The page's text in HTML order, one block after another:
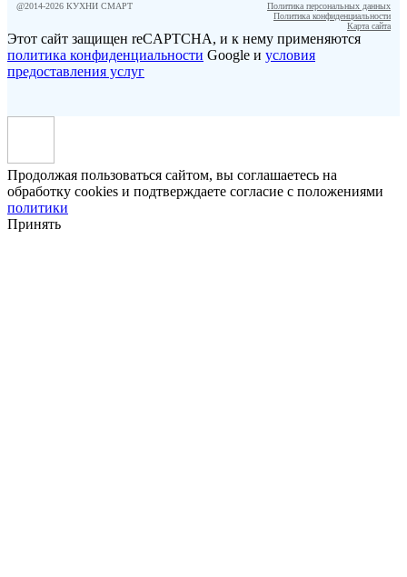
@2014-2026 КУХНИ СМАРТ
Политика персональных данных
Политика конфиденциальности
Карта сайта
Этот сайт защищен reCAPTCHA, и к нему применяются
политика конфиденциальности Google и условия
предоставления услуг
Продолжая пользоваться сайтом, вы соглашаетесь на
обработку cookies и подтверждаете согласие с положениями
политики
Принять